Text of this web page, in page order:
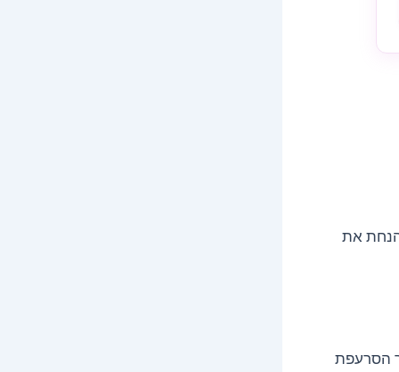
הנחת את
הסרעפת